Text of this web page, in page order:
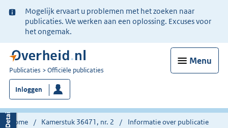
Ter
informatie:
Mogelijk ervaart u problemen met het zoeken naar
publicaties. We werken aan een oplossing. Excuses voor
het ongemak.
Menu
U
bent
nu
hier:
Publicaties Officiële publicaties
Inloggen
Home Kamerstuk 36471, nr. 2 Informatie over publicatie